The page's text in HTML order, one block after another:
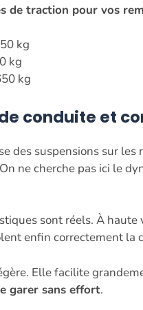
de traction pour vos
kg
kg
kg
conduite et
des suspensions sur les
ne cherche pas ici le
sont réels. À haute
enfin correctement la
Elle facilite
garer sans effort.